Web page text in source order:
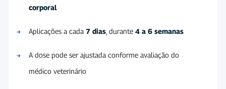
corporal
Aplicações a cada 7 dias , durante 4 a 6 semanas
A dose pode ser ajustada conforme avaliação do
médico veterinário